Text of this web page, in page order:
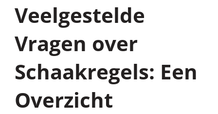
Veelgestelde
Vragen over
Schaakregels: Een
Overzicht